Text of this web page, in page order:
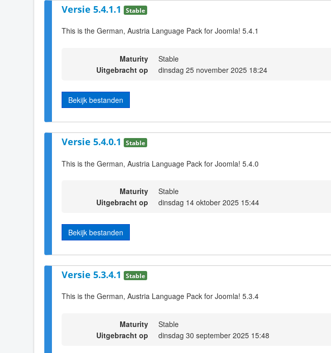
Versie 5.4.1.1 Stable
This is the German, Austria Language Pack for Joomla! 5.4.1
Maturity
Stable
Uitgebracht op
dinsdag 25 november 2025 18:24
Bekijk bestanden
Versie 5.4.0.1 Stable
This is the German, Austria Language Pack for Joomla! 5.4.0
Maturity
Stable
Uitgebracht op
dinsdag 14 oktober 2025 15:44
Bekijk bestanden
Versie 5.3.4.1 Stable
This is the German, Austria Language Pack for Joomla! 5.3.4
Maturity
Stable
Uitgebracht op
dinsdag 30 september 2025 15:48